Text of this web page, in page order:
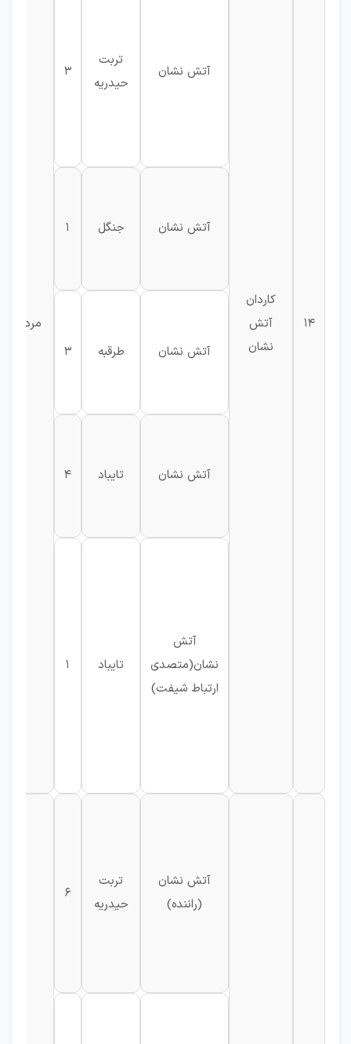
14
کاردان
آتش
نشان
مرد
آتش نشان
تربت
حیدریه
3
آتش نشان جنگل 1
آتش نشان طرقبه 3
آتش نشان تایباد 4
آتش
نشان(متصدی
ارتباط شیفت)
تایباد 1
آتش نشان
(راننده)
تربت
حیدریه
6